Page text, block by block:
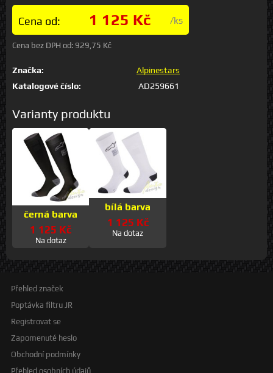
Cena od: 1 125 Kč /ks
Cena bez DPH od: 929,75 Kč
Značka:
Alpinestars
Katalogové číslo:
AD259661
Varianty produktu
černá barva
1 125 Kč
Na dotaz
bílá barva
1 125 Kč
Na dotaz
Přehled značek
Poptávka filtru JR
Registrovat se
Zapomenuté heslo
Obchodní podmínky
Přehled osobních údajů